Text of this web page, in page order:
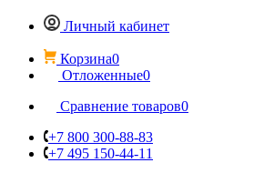
Личный кабинет
Корзина0
Отложенные0
Сравнение товаров0
+7 800 300-88-83
+7 495 150-44-11